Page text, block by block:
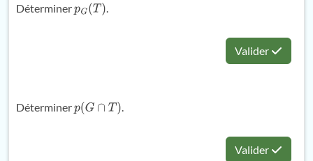
DéterminerpG(T)
Valider
Déterminerp(G∩T
Valider